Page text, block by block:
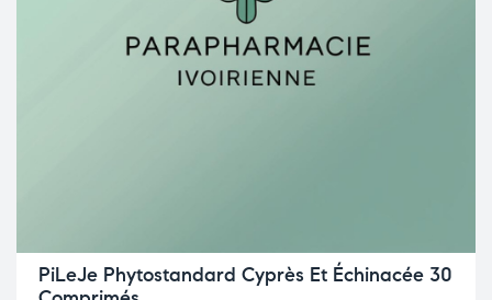
PiLeJe Phytostandard Cyprès Et Échinacée 30